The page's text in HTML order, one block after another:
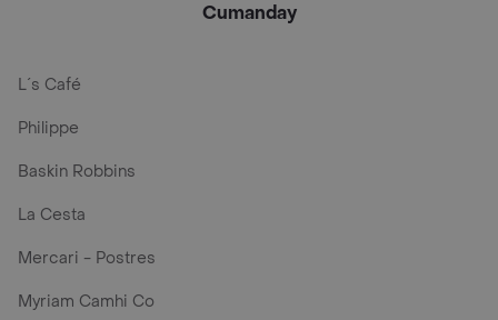
Cumanday
L´s Café
Philippe
Baskin Robbins
La Cesta
Mercari - Postres
Myriam Camhi Co